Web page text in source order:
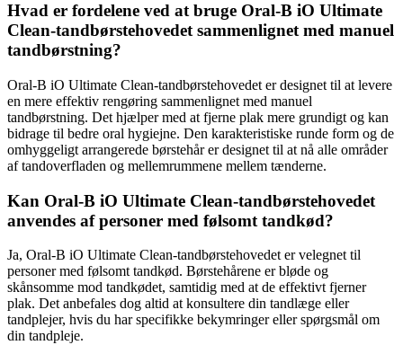
Hvad er fordelene ved at bruge Oral-B iO Ultimate
Clean-tandbørstehovedet sammenlignet med manuel
tandbørstning?
Oral-B iO Ultimate Clean-tandbørstehovedet er designet til at levere
en mere effektiv rengøring sammenlignet med manuel
tandbørstning. Det hjælper med at fjerne plak mere grundigt og kan
bidrage til bedre oral hygiejne. Den karakteristiske runde form og de
omhyggeligt arrangerede børstehår er designet til at nå alle områder
af tandoverfladen og mellemrummene mellem tænderne.
Kan Oral-B iO Ultimate Clean-tandbørstehovedet
anvendes af personer med følsomt tandkød?
Ja, Oral-B iO Ultimate Clean-tandbørstehovedet er velegnet til
personer med følsomt tandkød. Børstehårene er bløde og
skånsomme mod tandkødet, samtidig med at de effektivt fjerner
plak. Det anbefales dog altid at konsultere din tandlæge eller
tandplejer, hvis du har specifikke bekymringer eller spørgsmål om
din tandpleje.